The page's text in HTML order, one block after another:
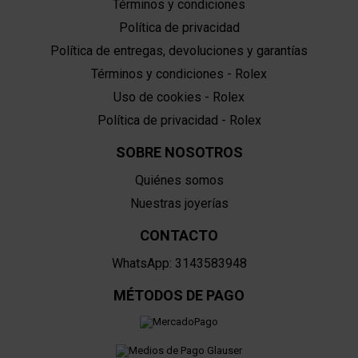
Términos y condiciones
Política de privacidad
Política de entregas, devoluciones y garantías
Términos y condiciones - Rolex
Uso de cookies - Rolex
Política de privacidad - Rolex
SOBRE NOSOTROS
Quiénes somos
Nuestras joyerías
CONTACTO
WhatsApp: 3143583948
MÉTODOS DE PAGO